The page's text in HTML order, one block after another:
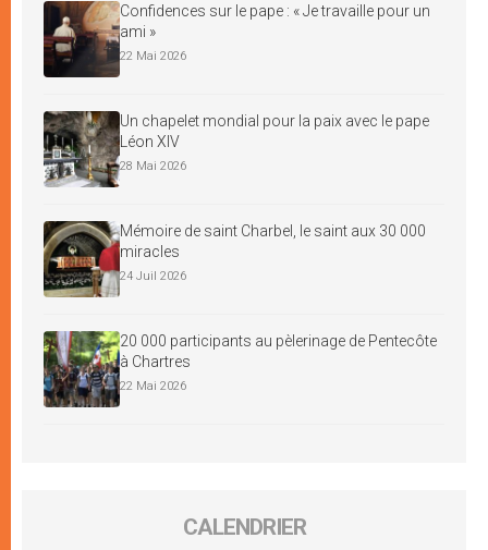
Confidences sur le pape : « Je travaille pour un
ami »
22 Mai 2026
Un chapelet mondial pour la paix avec le pape
Léon XIV
28 Mai 2026
Mémoire de saint Charbel, le saint aux 30 000
miracles
24 Juil 2026
20 000 participants au pèlerinage de Pentecôte
à Chartres
22 Mai 2026
CALENDRIER